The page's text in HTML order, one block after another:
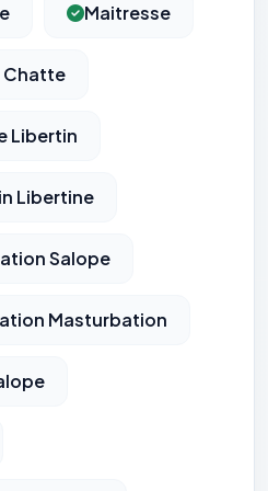
Maitresse
Chatte
Libertin
Libertine
Salope
Masturbation